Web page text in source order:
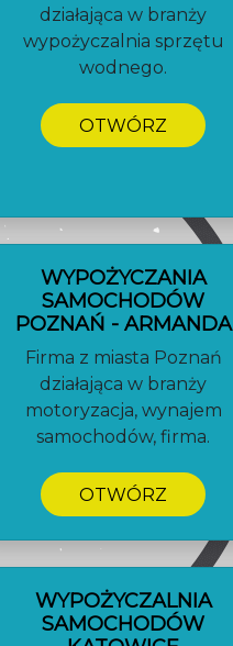
działająca w branży
wypożyczalnia sprzętu
wodnego.
OTWÓRZ
WYPOŻYCZANIA
SAMOCHODÓW
POZNAŃ - ARMANDA
Firma z miasta Poznań
działająca w branży
motoryzacja, wynajem
samochodów, firma.
OTWÓRZ
WYPOŻYCZALNIA
SAMOCHODÓW